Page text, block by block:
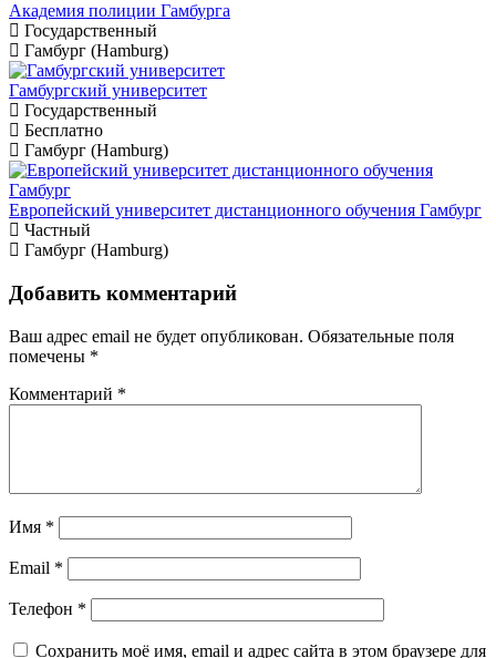
Академия полиции Гамбурга
Государственный
Гамбург (Hamburg)
Гамбургский университет
Государственный
Бесплатно
Гамбург (Hamburg)
Европейский университет дистанционного обучения Гамбург
Частный
Гамбург (Hamburg)
Добавить комментарий
Ваш адрес email не будет опубликован. Обязательные поля
помечены *
Комментарий *
Имя *
Email *
Телефон *
Сохранить моё имя, email и адрес сайта в этом браузере для